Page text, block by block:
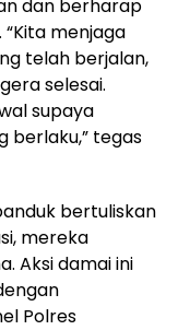
dan berharap
menjaga
telah berjalan,
selesai.
supaya
berlaku,” tegas
bertuliskan
mereka
Aksi damai ini
Polres